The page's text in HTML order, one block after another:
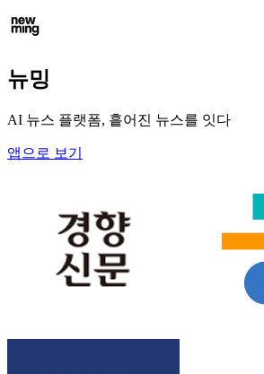
뉴밍
AI 뉴스 플랫폼, 흩어진 뉴스를 잇다
앱으로 보기